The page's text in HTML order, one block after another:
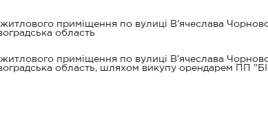
приміщення по вулиці В'ячеслава
область
приміщення по вулиці В'ячеслава
область, шляхом викупу орендарем ПП